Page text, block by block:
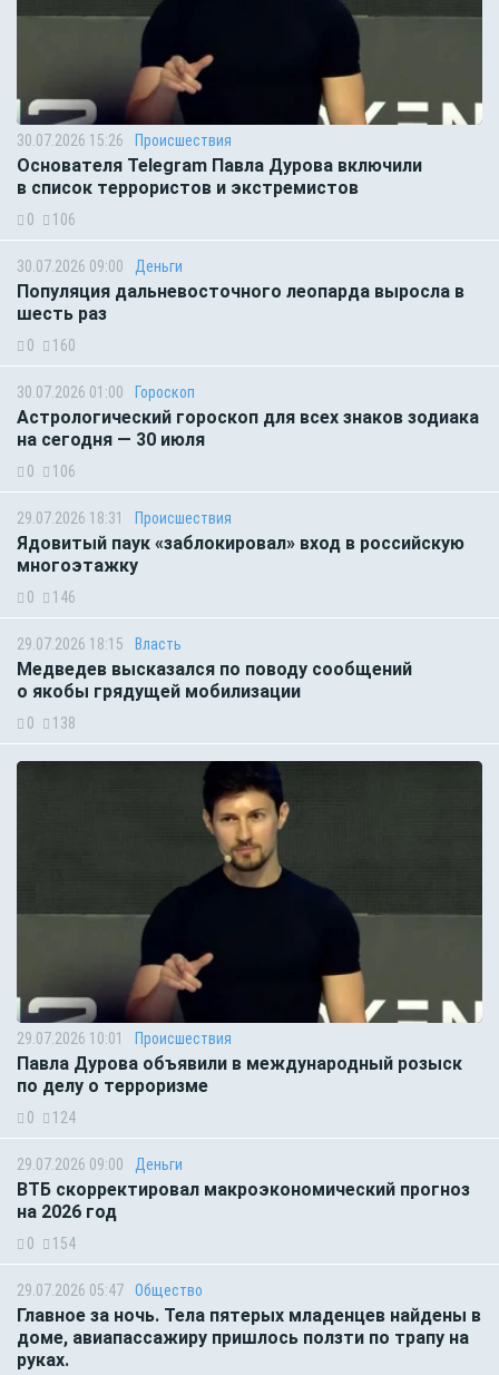
30.07.2026 15:26 Происшествия
Основателя Telegram Павла Дурова включили
в список террористов и экстремистов
0 106
30.07.2026 09:00 Деньги
Популяция дальневосточного леопарда выросла в
шесть раз
0 160
30.07.2026 01:00 Гороскоп
Астрологический гороскоп для всех знаков зодиака
на сегодня — 30 июля
0 106
29.07.2026 18:31 Происшествия
Ядовитый паук «заблокировал» вход в российскую
многоэтажку
0 146
29.07.2026 18:15 Власть
Медведев высказался по поводу сообщений
о якобы грядущей мобилизации
0 138
29.07.2026 10:01 Происшествия
Павла Дурова объявили в международный розыск
по делу о терроризме
0 124
29.07.2026 09:00 Деньги
ВТБ скорректировал макроэкономический прогноз
на 2026 год
0 154
29.07.2026 05:47 Общество
Главное за ночь. Тела пятерых младенцев найдены в
доме, авиапассажиру пришлось ползти по трапу на
руках.